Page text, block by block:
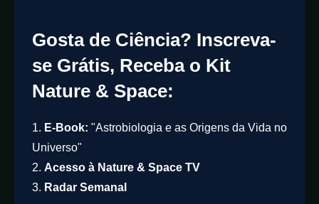
Gosta de Ciência? Inscreva-
se Grátis, Receba o Kit
Nature & Space:
1. E-Book: "Astrobiologia e as Origens da Vida no
Universo"
2. Acesso à Nature & Space TV
3. Radar Semanal